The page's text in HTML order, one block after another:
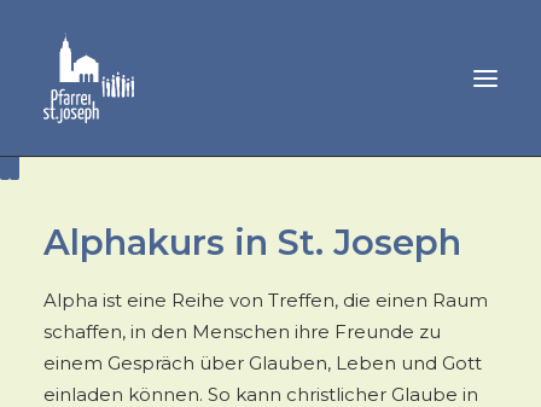
SAKRAMENTE
MUSIK
PFARRAMT
Alphakurs in St. Joseph
Alpha ist eine Reihe von Treffen, die einen Raum
schaffen, in den Menschen ihre Freunde zu
einem Gespräch über Glauben, Leben und Gott
einladen können. So kann christlicher Glaube in